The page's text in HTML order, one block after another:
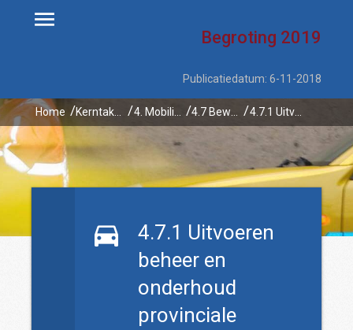
Begroting 2019
Publicatiedatum: 6-11-2018
Home 4.7.1 Uitvoeren beheer en onderhoud provinciale infrastructuur
4.7.1 Uitvoeren
beheer en
onderhoud
provinciale